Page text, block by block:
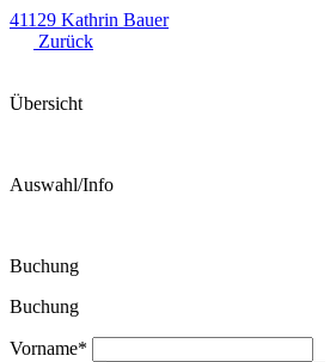
41129 Kathrin Bauer
Zurück
Übersicht
Auswahl/Info
Buchung
Buchung
Vorname